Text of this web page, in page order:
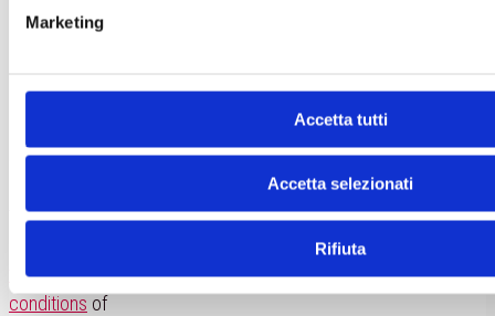
Marketing
Accetta tutti
Accetta selezionati
Rifiuta
theprivacy
terms and
conditions of